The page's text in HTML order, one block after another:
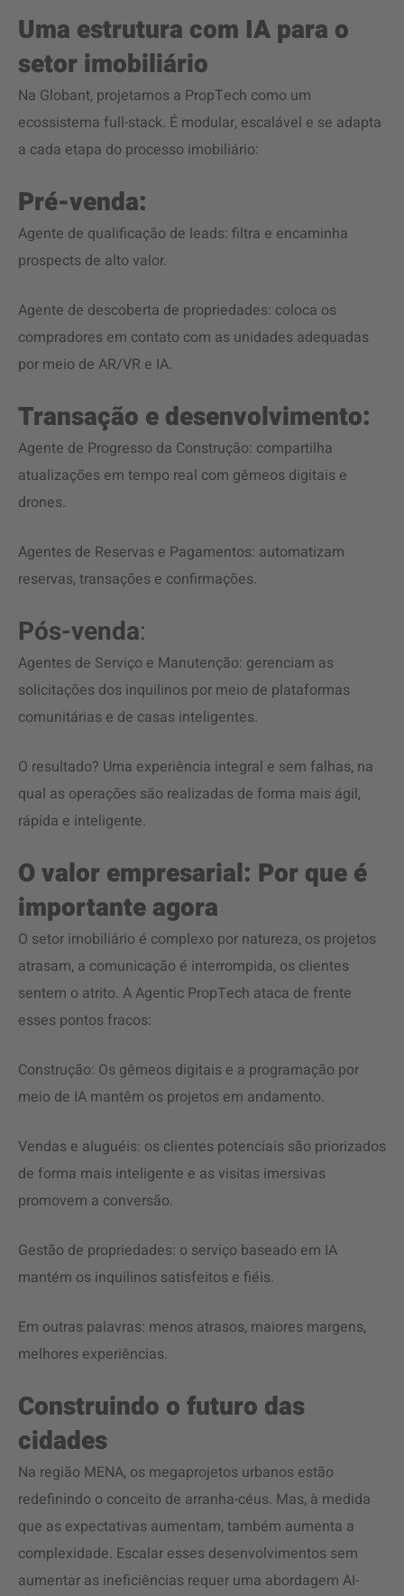
Uma estrutura com IA para o
setor imobiliário
Na Globant, projetamos a PropTech como um
ecossistema full-stack. É modular, escalável e se adapta
a cada etapa do processo imobiliário:
Pré-venda:
Agente de qualificação de leads: filtra e encaminha
prospects de alto valor.
Agente de descoberta de propriedades: coloca os
compradores em contato com as unidades adequadas
por meio de AR/VR e IA.
Transação e desenvolvimento:
Agente de Progresso da Construção: compartilha
atualizações em tempo real com gêmeos digitais e
drones.
Agentes de Reservas e Pagamentos: automatizam
reservas, transações e confirmações.
Pós-venda:
Agentes de Serviço e Manutenção: gerenciam as
solicitações dos inquilinos por meio de plataformas
comunitárias e de casas inteligentes.
O resultado? Uma experiência integral e sem falhas, na
qual as operações são realizadas de forma mais ágil,
rápida e inteligente.
O valor empresarial: Por que é
importante agora
O setor imobiliário é complexo por natureza, os projetos
atrasam, a comunicação é interrompida, os clientes
sentem o atrito. A Agentic PropTech ataca de frente
esses pontos fracos:
Construção: Os gêmeos digitais e a programação por
meio de IA mantêm os projetos em andamento.
Vendas e aluguéis: os clientes potenciais são priorizados
de forma mais inteligente e as visitas imersivas
promovem a conversão.
Gestão de propriedades: o serviço baseado em IA
mantém os inquilinos satisfeitos e fiéis.
Em outras palavras: menos atrasos, maiores margens,
melhores experiências.
Construindo o futuro das
cidades
Na região MENA, os megaprojetos urbanos estão
redefinindo o conceito de arranha-céus. Mas, à medida
que as expectativas aumentam, também aumenta a
complexidade. Escalar esses desenvolvimentos sem
aumentar as ineficiências requer uma abordagem AI-